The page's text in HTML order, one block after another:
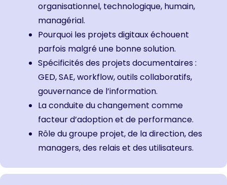
organisationnel, technologique, humain,
managérial.
Pourquoi les projets digitaux échouent
parfois malgré une bonne solution.
Spécificités des projets documentaires :
GED, SAE, workflow, outils collaboratifs,
gouvernance de l’information.
La conduite du changement comme
facteur d’adoption et de performance.
Rôle du groupe projet, de la direction, des
managers, des relais et des utilisateurs.